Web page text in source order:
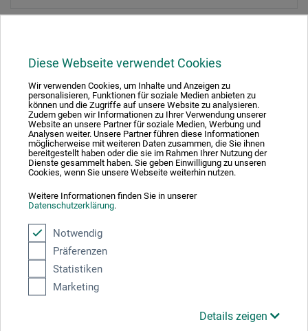
Diese Webseite verwendet Cookies
Wir verwenden Cookies, um Inhalte und Anzeigen zu
personalisieren, Funktionen für soziale Medien anbieten zu
können und die Zugriffe auf unsere Website zu analysieren.
Zudem geben wir Informationen zu Ihrer Verwendung unserer
Website an unsere Partner für soziale Medien, Werbung und
Analysen weiter. Unsere Partner führen diese Informationen
möglicherweise mit weiteren Daten zusammen, die Sie ihnen
bereitgestellt haben oder die sie im Rahmen Ihrer Nutzung der
Dienste gesammelt haben. Sie geben Einwilligung zu unseren
Cookies, wenn Sie unsere Webseite weiterhin nutzen.
Weitere Informationen finden Sie in unserer
Datenschutzerklärung.
Notwendig
Präferenzen
Statistiken
Marketing
Details zeigen
1
Absolut sikker
Betalingsmetoder